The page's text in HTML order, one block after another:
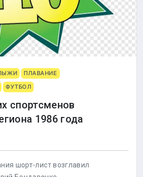
ПЛАВАНИЕ
ФУТБОЛ
спортсменов
1986 года
шорт-лист возглавил